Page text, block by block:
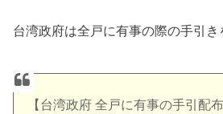
台湾政府は全戸に有事の際の手引き
【台湾政府 全戸に有事の手引配布